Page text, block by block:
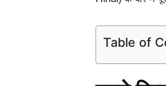
Table of